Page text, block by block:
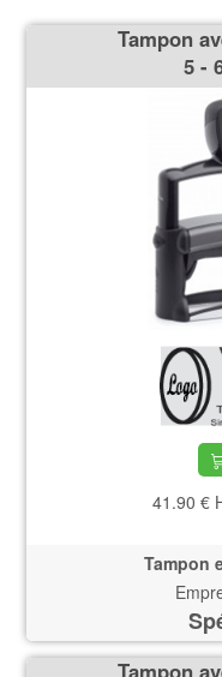
Tampon
5 -
41.90 €
Tampon
Tampon